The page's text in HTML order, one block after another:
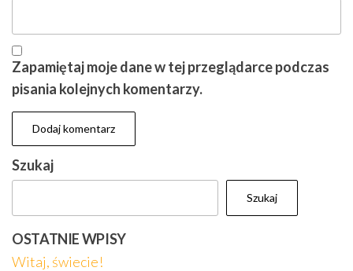
Zapamiętaj moje dane w tej przeglądarce podczas
pisania kolejnych komentarzy.
Szukaj
Szukaj
OSTATNIE WPISY
Witaj, świecie!